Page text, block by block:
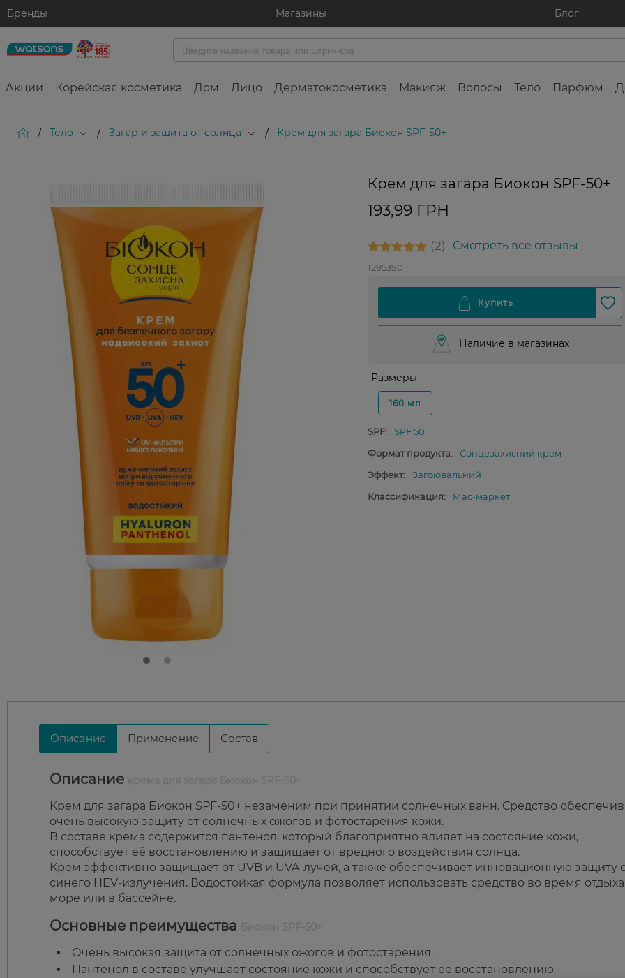
Бренды Магазины Блог
Акции Корейская косметика Дом Лицо Дерматокосметика Макияж Волосы Тело Парфюм
/ Тело / Загар и защита от солнца / Крем для загара Биокон SPF-50+
Крем для загара Биокон SPF-50+
193,99 ГРН
2 Смотреть все отзывы
1295390
Наличие в магазинах
Размеры
160 мл
SPF:
SPF 50
Формат продукта:
Сонцезахисний крем
Эффект:
Загоювальний
Классификация:
Мас-маркет
Описание Применение Состав
Описание
Крем для загара Биокон SPF-50+ незаменим при принятии солнечных ванн. Средство
очень высокую защиту от солнечных ожогов и фотостарения кожи.
В составе крема содержится пантенол, который благоприятно влияет на состояние кожи,
способствует её восстановлению и защищает от вредного воздействия солнца.
Крем эффективно защищает от UVB и UVA-лучей, а также обеспечивает инновационную защиту
синего HEV-излучения. Водостойкая формула позволяет использовать средство во время
море или в бассейне.
Основные преимущества
Очень высокая защита от солнечных ожогов и фотостарения.
Пантенол в составе улучшает состояние кожи и способствует её восстановлению.